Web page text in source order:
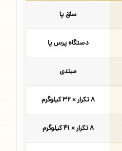
ساق پا
دستگاه پرس پا
مبتدی
۸ تکرار × ۳۲ کیلوگرم
۸ تکرار × ۴۱ کیلوگرم